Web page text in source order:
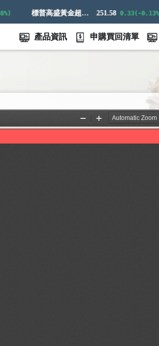
標普高盛黃金超額回報指數 251.58 0.33(-0.13%)
產品資訊 申購買回清單